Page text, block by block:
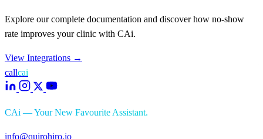
Explore our complete documentation and discover how no-show
rate improves your clinic with CAi.
View Integrations →
callcai
CAi — Your New Favourite Assistant.
info@quirohiro.io